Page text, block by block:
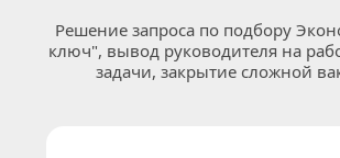
Решение запроса по подбору
ключ", вывод руководителя на
задачи, закрытие сложной